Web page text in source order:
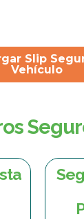
Slip
Vehículo